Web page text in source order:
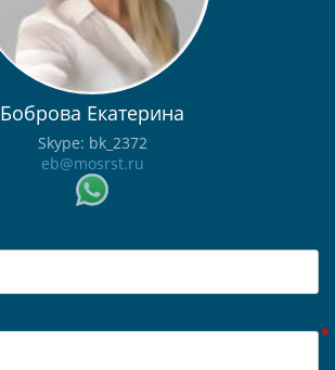
Боброва Екатерина
Skype: bk_2372
eb@mosrst.ru